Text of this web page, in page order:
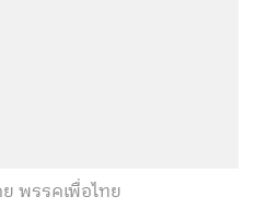
พรรคเพื่อไทย